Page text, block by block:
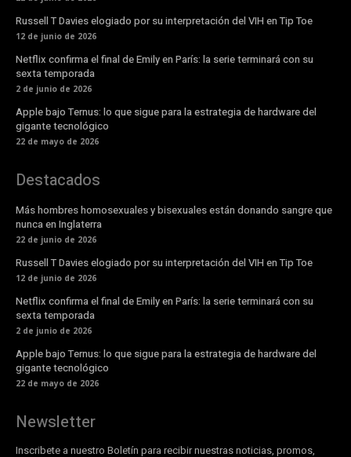
Russell T Davies elogiado por su interpretación del VIH en Tip Toe
12 de junio de 2026
Netflix confirma el final de Emily en París: la serie terminará con su
sexta temporada
2 de junio de 2026
Apple bajo Ternus: lo que sigue para la estrategia de hardware del
gigante tecnológico
22 de mayo de 2026
Destacados
Más hombres homosexuales y bisexuales están donando sangre que
nunca en Inglaterra
22 de junio de 2026
Russell T Davies elogiado por su interpretación del VIH en Tip Toe
12 de junio de 2026
Netflix confirma el final de Emily en París: la serie terminará con su
sexta temporada
2 de junio de 2026
Apple bajo Ternus: lo que sigue para la estrategia de hardware del
gigante tecnológico
22 de mayo de 2026
Newsletter
Inscribete a nuestro Boletín para recibir nuestras noticias, promos,